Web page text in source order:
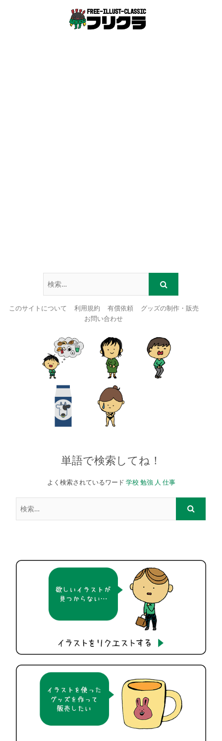
このサイトについて 利用規約 有償依頼
グッズの制作・販売
お問い合わせ
content
単語で検索してね！
よく検索されているワード 学校 勉強 人 仕事